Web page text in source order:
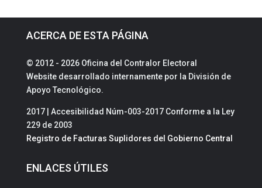
ACERCA DE ESTA PÁGINA
© 2012 - 2026 Oficina del Contralor Electoral
Website desarrollado internamente por la División de
Apoyo Tecnológico.
2017 | Accesibilidad Núm-003-2017 Conforme a la Ley
229 de 2003
Registro de Facturas Suplidores del Gobierno Central
ENLACES ÚTILES